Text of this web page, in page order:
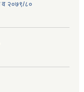
व २०७९/८०